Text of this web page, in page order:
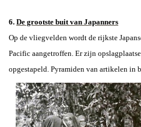
6. De grootste buit van Japanners
Op de vliegvelden wordt de rijkste
Pacific aangetroffen. Er zijn
opgestapeld. Pyramiden van artikelen in